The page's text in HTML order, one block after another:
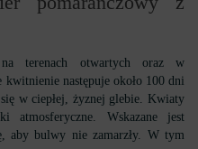
terenach otwartych oraz w
kwitnienie następuje około 100 dni
w ciepłej, żyznej glebie. Kwiaty
Wskazane jest
aby bulwy nie zamarzły. W tym